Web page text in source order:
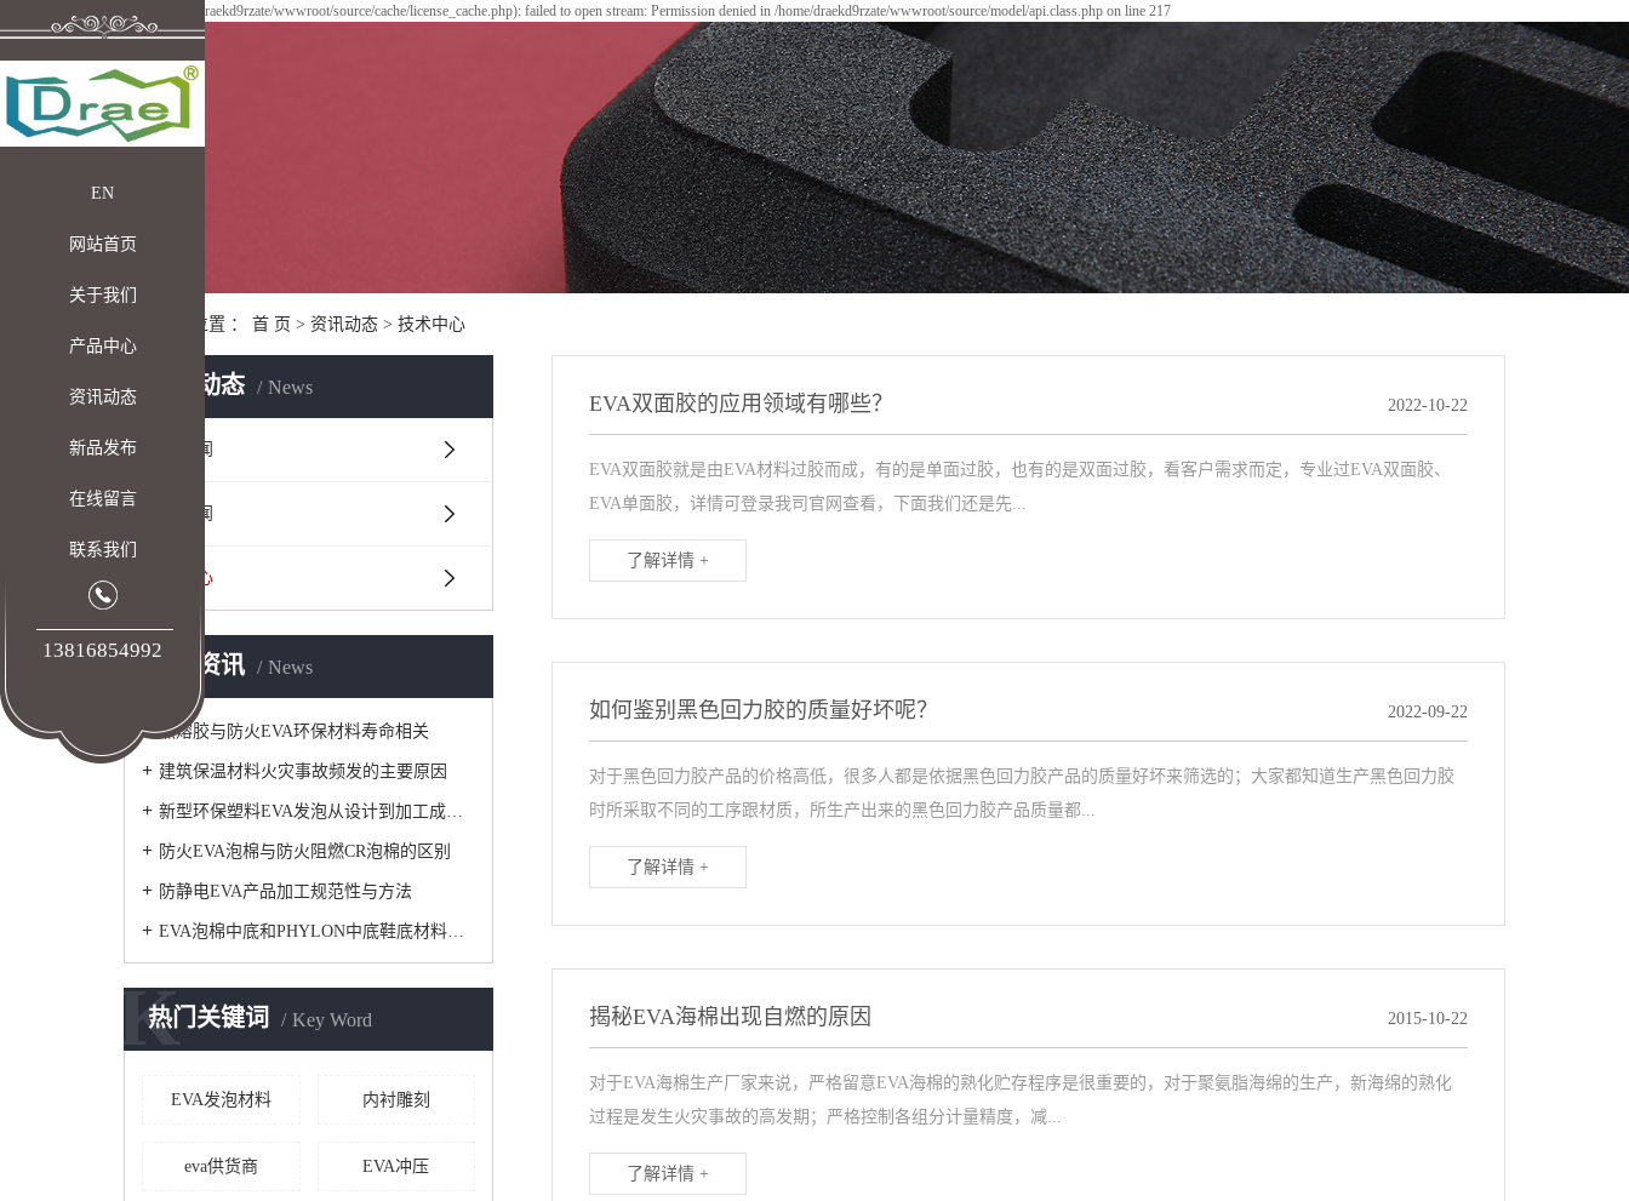
Warning: file_put_contents(/home/draekd9rzate/wwwroot/source/cache/license_cache.php): failed to open stream: Permission denied in /home/draekd9rzate/wwwroot/source/model/api.class.php on line 217
EN
网站首页
关于我们
产品中心
资讯动态
新品发布
在线留言
联系我们
13816854992
您当前的位置 ： 首 页 > 资讯动态 > 技术中心
资讯动态 News
N
公司新闻
行业新闻
技术中心
新闻资讯 News
N
热熔胶与防火EVA环保材料寿命相关
建筑保温材料火灾事故频发的主要原因
新型环保塑料EVA发泡从设计到加工成型步骤
防火EVA泡棉与防火阻燃CR泡棉的区别
防静电EVA产品加工规范性与方法
EVA泡棉中底和PHYLON中底鞋底材料基本知识
热门关键词 Key Word
K
EVA发泡材料 内衬雕刻
eva供货商 EVA冲压
EVA双面胶的应用领域有哪些？ 2022-10-22
EVA双面胶就是由EVA材料过胶而成，有的是单面过胶，也有的是双面过胶，看客户需求而定，专业过EVA双面胶、
EVA单面胶，详情可登录我司官网查看，下面我们还是先...
了解详情 +
如何鉴别黑色回力胶的质量好坏呢？ 2022-09-22
对于黑色回力胶产品的价格高低，很多人都是依据黑色回力胶产品的质量好坏来筛选的；大家都知道生产黑色回力胶
时所采取不同的工序跟材质，所生产出来的黑色回力胶产品质量都...
了解详情 +
揭秘EVA海棉出现自燃的原因 2015-10-22
对于EVA海棉生产厂家来说，严格留意EVA海棉的熟化贮存程序是很重要的，对于聚氨脂海绵的生产，新海绵的熟化
过程是发生火灾事故的高发期；严格控制各组分计量精度，减...
了解详情 +